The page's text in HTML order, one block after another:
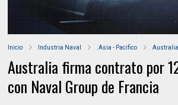
Inicio Industria Naval .Asia - Pacifico Australia
Australia firma contrato por
con Naval Group de Francia